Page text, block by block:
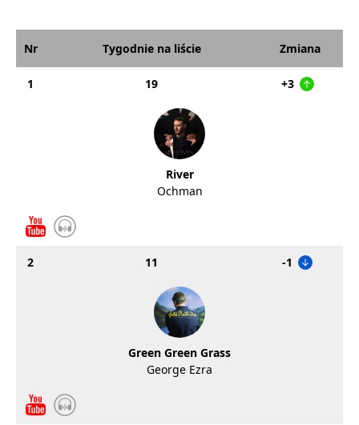
Nr Tygodnie na liście Zmiana
1 19 +3
River
Ochman
2 11 -1
Green Green Grass
George Ezra